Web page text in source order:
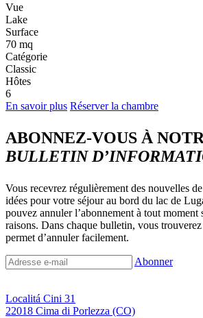
Vue
Lake
Surface
70 mq
Catégorie
Classic
Hôtes
6
En savoir plus Réserver la chambre
ABONNEZ-VOUS À
BULLETIN
Vous recevrez régulièrement des nouvelles
idées pour votre séjour au bord du lac de
pouvez annuler l’abonnement à tout moment
raisons. Dans chaque bulletin, vous
permet d’annuler facilement.
Abonner
Localitá Cini 31
22018 Cima di Porlezza (CO)